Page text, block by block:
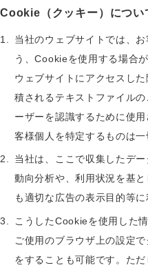
Cookie（クッキー）につい
当社のウェブサイトでは、
う、Cookieを使用する場合
ウェブサイトにアクセスし
積されるテキストファイル
ーザーを認識するために使
客様個人を特定するものは一
当社は、ここで収集したデ
動向分析や、利用状況を基
も適切な広告の表示目的等
こうしたCookieを使用した
ご使用のブラウザ上の設定
をすることも可能です。た